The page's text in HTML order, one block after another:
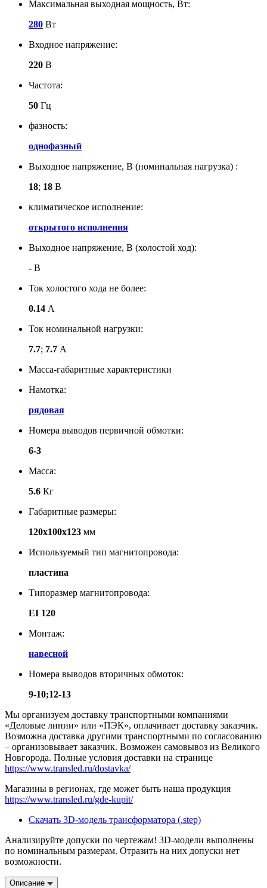
Максимальная выходная мощность, Вт:
280 Вт
Входное напряжение:
220 В
Частота:
50 Гц
фазность:
однофазный
Выходное напряжение, В (номинальная нагрузка) :
18; 18 В
климатическое исполнение:
открытого исполнения
Выходное напряжение, В (холостой ход):
- В
Ток холостого хода не более:
0.14 А
Ток номинальной нагрузки:
7.7; 7.7 А
Масса-габаритные характеристики
Намотка:
рядовая
Номера выводов первичной обмотки:
6-3
Масса:
5.6 Кг
Габаритные размеры:
120х100х123 мм
Используемый тип магнитопровода:
пластина
Типоразмер магнитопровода:
EI 120
Монтаж:
навесной
Номера выводов вторичных обмоток:
9-10;12-13
Мы организуем доставку транспортными компаниями
«Деловые линии» или «ПЭК», оплачивает доставку заказчик.
Возможна доставка другими транспортными по согласованию
– организовывает заказчик. Возможен самовывоз из Великого
Новгорода. Полные условия доставки на странице
https://www.transled.ru/dostavka/
Магазины в регионах, где может быть наша продукция
https://www.transled.ru/gde-kupit/
Скачать 3D-модель трансформатора (.step)
Анализируйте допуски по чертежам! 3D-модели выполнены
по номинальным размерам. Отразить на них допуски нет
возможности.
Описание